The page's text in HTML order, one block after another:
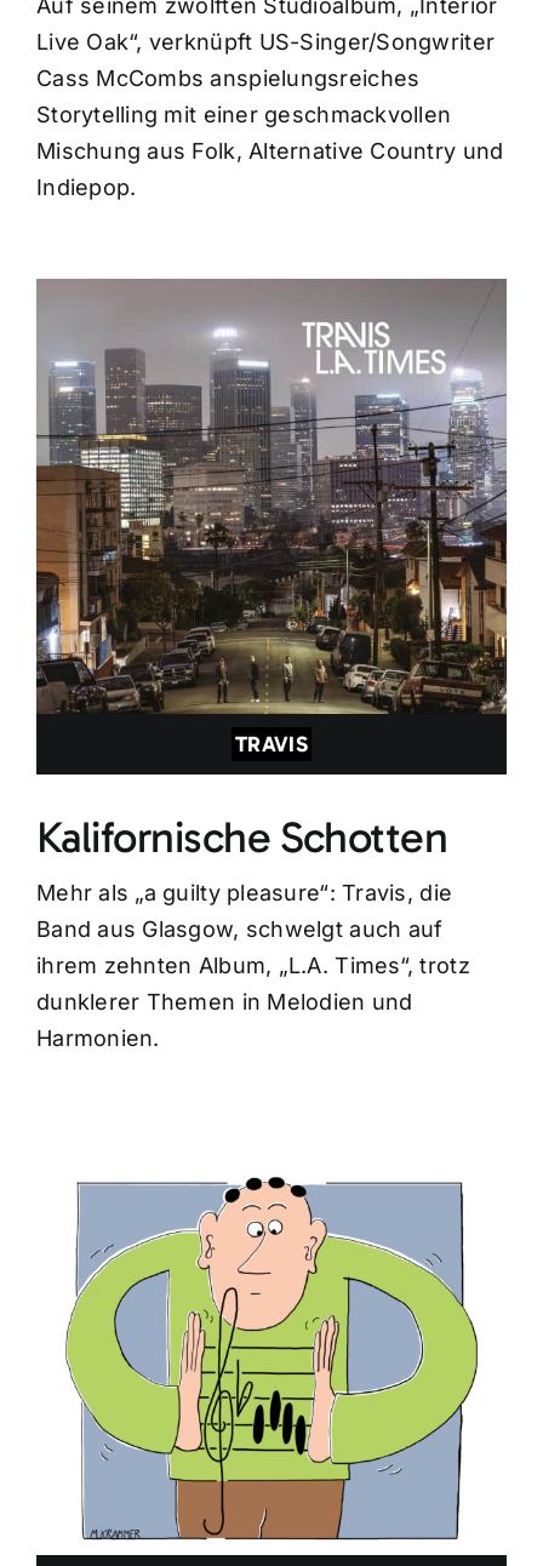
Auf seinem zwölften Studioalbum, „Interior
Live Oak“, verknüpft US-Singer/Songwriter
Cass McCombs anspielungsreiches
Storytelling mit einer geschmackvollen
Mischung aus Folk, Alternative Country und
Indiepop.
TRAVIS
Kalifornische Schotten
Mehr als „a guilty pleasure“: Travis, die
Band aus Glasgow, schwelgt auch auf
ihrem zehnten Album, „L.A. Times“, trotz
dunklerer Themen in Melodien und
Harmonien.